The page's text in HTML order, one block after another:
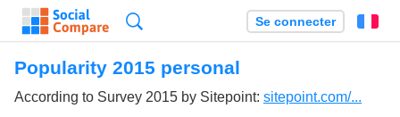
Se connecter
Popularity 2015 personal
According to Survey 2015 by Sitepoint: sitepoint.com/...